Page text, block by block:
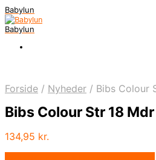
Babylun
Babylun
Forside / Nyheder / Bibs Colour
Bibs Colour Str 18
134,95 kr.